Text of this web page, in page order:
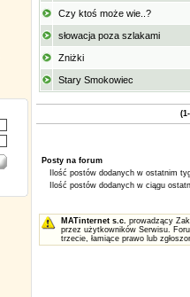
Czy ktoś może wie..?
słowacja poza szlakami
Zniżki
Stary Smokowiec
Posty na forum
Ilość postów dodanych w ostatnim
Ilość postów dodanych w ciągu
MATinternet s.c. prowadzący
przez użytkowników Serwisu.
trzecie, łamiące prawo lub